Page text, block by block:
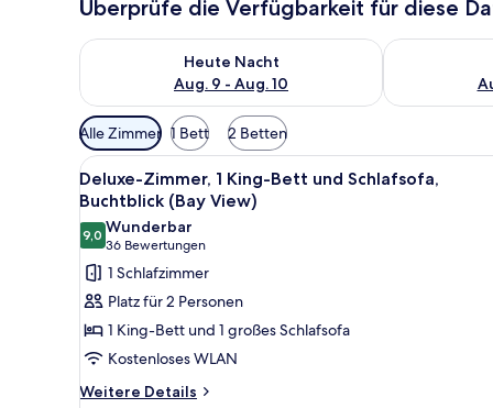
Überprüfe die Verfügbarkeit für diese
Heute Nacht
Aug. 9 - Aug. 10
Überprüfe die Verfügbarkeit für heute Nacht, Aug. 9
Überprüfe
Verfügbare
Filter
für
Zimmer
Alle Zimmer 1 Bett 2 Betten
Alle
Fotos
für
Deluxe-
Zimmer,
1 King-
Bett
und
Schlafsofa,
Buchtblick
Ein Hotelzimmer mit einem
6
Deluxe-Zimmer, 1 King-Bett und Schlafsofa,
Buchtblick (Bay View)
9,09,0 von 10
Wunderbar
36 Bewertungen
(36
Bewertungen)
1 Schlafzimmer
Platz für 2 Personen
1 King-Bett und 1 großes Schlafsofa
Kostenloses WLAN
Weitere Details
Weitere